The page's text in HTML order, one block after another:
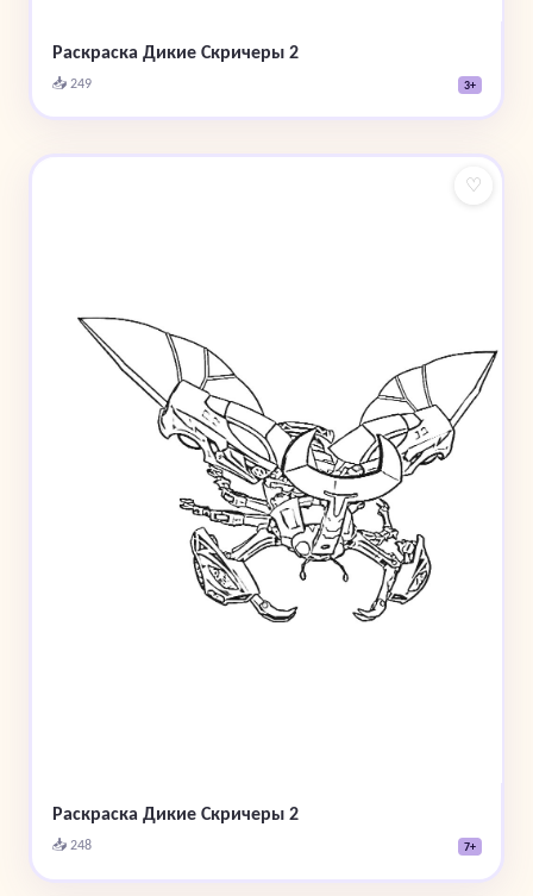
Раскраска Дикие Скричеры 2
📥 249 3+
♡
Раскраска Дикие Скричеры 2
📥 248 7+